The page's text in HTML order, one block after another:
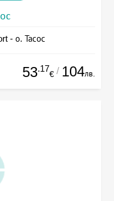
- о. Тасос
53.17
€ / 104лв.